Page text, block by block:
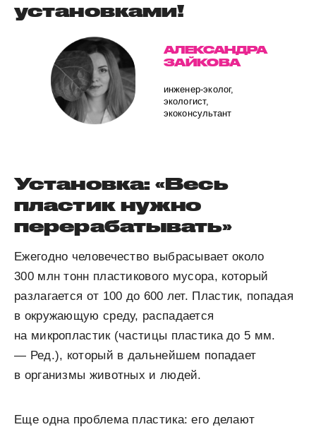
установками!
АЛЕКСАНДРА
ЗАЙКОВА
инженер-эколог,
экологист,
экоконсультант
Установка: «Весь
пластик нужно
перерабатывать»
Ежегодно человечество выбрасывает около
300 млн тонн пластикового мусора, который
разлагается от 100 до 600 лет. Пластик, попадая
в окружающую среду, распадается
на микропластик (частицы пластика до 5 мм.
— Ред.), который в дальнейшем попадает
в организмы животных и людей.
Еще одна проблема пластика: его делают